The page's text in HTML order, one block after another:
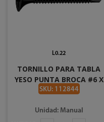
TORNILLO PARA TABLA
YESO PUNTA BROCA #6 X
3/4 PLG FB970P19
SKU: 112844
L0.22
Unidad: Manual